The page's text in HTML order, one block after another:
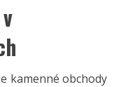
kamenné obchody